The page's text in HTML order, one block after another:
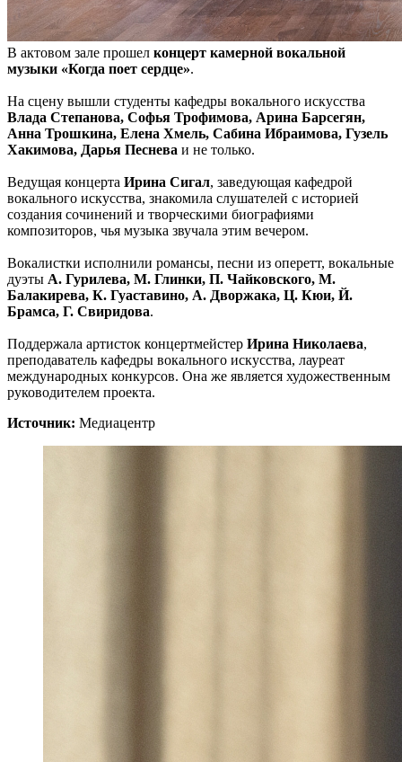
В актовом зале прошел концерт камерной вокальной
музыки «Когда поет сердце».
На сцену вышли студенты кафедры вокального искусства
Влада Степанова, Софья Трофимова, Арина Барсегян,
Анна Трошкина, Елена Хмель, Сабина Ибраимова, Гузель
Хакимова, Дарья Песнева и не только.
Ведущая концерта Ирина Сигал, заведующая кафедрой
вокального искусства, знакомила слушателей с историей
создания сочинений и творческими биографиями
композиторов, чья музыка звучала этим вечером.
Вокалистки исполнили романсы, песни из оперетт, вокальные
дуэты А. Гурилева, М. Глинки, П. Чайковского, М.
Балакирева, К. Гуаставино, А. Дворжака, Ц. Кюи, Й.
Брамса, Г. Свиридова.
Поддержала артисток концертмейстер Ирина Николаева,
преподаватель кафедры вокального искусства, лауреат
международных конкурсов. Она же является художественным
руководителем проекта.
Источник: Медиацентр